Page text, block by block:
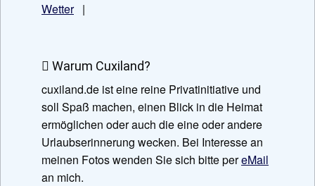
Wetter|
Warum Cuxiland?
cuxiland.de ist eine reine Privatinitiative und
soll Spaß machen, einen Blick in die Heimat
ermöglichen oder auch die eine oder andere
Urlaubserinnerung wecken. Bei Interesse an
meinen Fotos wenden Sie sich bitte pereMail
an mich.